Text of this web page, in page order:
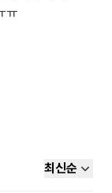
ㅠ
최신순